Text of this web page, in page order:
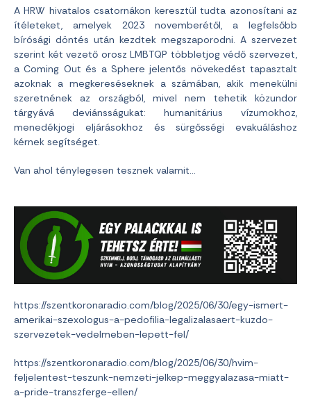
A HRW hivatalos csatornákon keresztül tudta azonosítani az
ítéleteket, amelyek 2023 novemberétől, a legfelsőbb
bírósági döntés után kezdtek megszaporodni. A szervezet
szerint két vezető orosz LMBTQP többletjog védő szervezet,
a Coming Out és a Sphere jelentős növekedést tapasztalt
azoknak a megkereséseknek a számában, akik menekülni
szeretnének az országból, mivel nem tehetik közundor
tárgyává deviánsságukat: humanitárius vízumokhoz,
menedékjogi eljárásokhoz és sürgősségi evakuáláshoz
kérnek segítséget.
Van ahol ténylegesen tesznek valamit…
https://szentkoronaradio.com/blog/2025/06/30/egy-ismert-
amerikai-szexologus-a-pedofilia-legalizalasaert-kuzdo-
szervezetek-vedelmeben-lepett-fel/
https://szentkoronaradio.com/blog/2025/06/30/hvim-
feljelentest-teszunk-nemzeti-jelkep-meggyalazasa-miatt-
a-pride-transzferge-ellen/